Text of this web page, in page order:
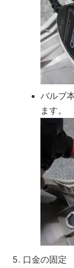
バルブ
ます。
口金の固定